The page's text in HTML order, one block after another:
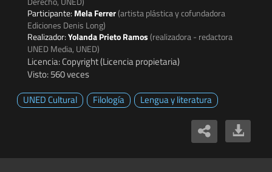
Participante: Mela Ferrer(artista plástica y cofundadora
Ediciones Denis Long)
Realizador:Yolanda Prieto Ramos(realizadora - redactora
UNED Media, UNED)
Licencia: Copyright (Licencia propietaria)
Visto: 560 veces
UNED Cultural
Filología Lengua y literatura